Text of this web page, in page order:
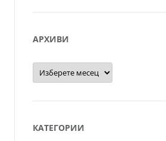
АРХИВИ
Архиви
КАТЕГОРИИ